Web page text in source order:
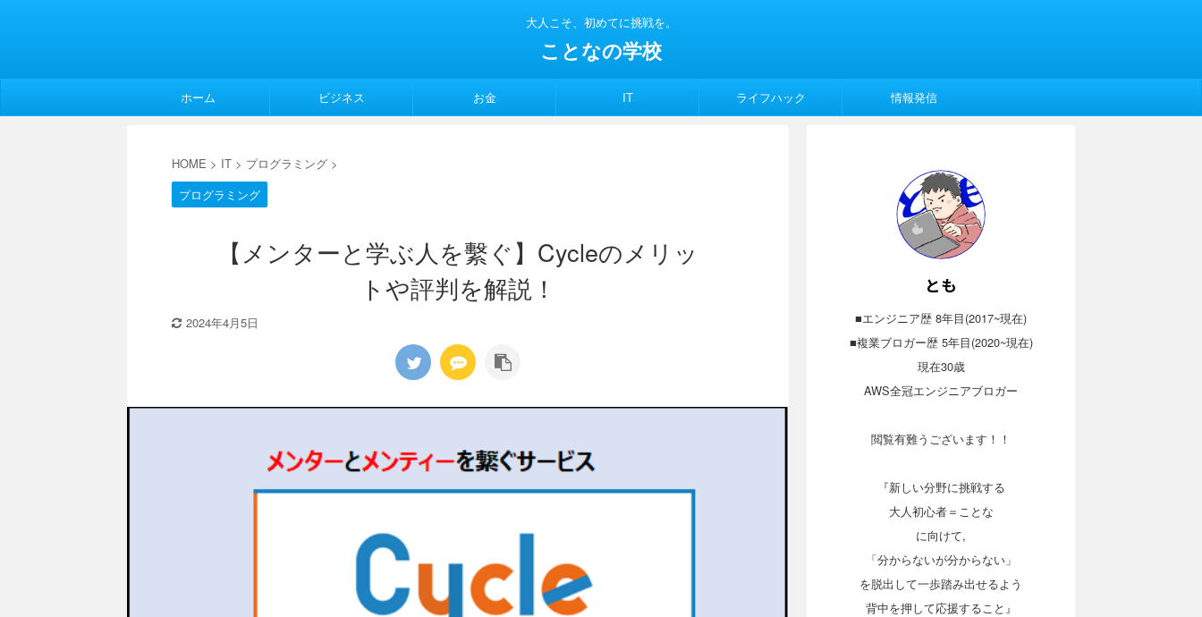
大人こそ、初めてに挑戦を。
ことなの学校
ホーム ビジネス お金 IT ライフハック 情報発信
HOME > IT > プログラミング >
プログラミング
【メンターと学ぶ人を繫ぐ】Cycleのメリッ
トや評判を解説！
2024年4月5日
とも
■エンジニア歴 8年目(2017~現在)
■複業ブロガー歴 5年目(2020~現在)
現在30歳
AWS全冠エンジニアブロガー
閲覧有難うございます！！
『新しい分野に挑戦する
大人初心者＝ことな
に向けて,
「分からないが分からない」
を脱出して一歩踏み出せるよう
背中を押して応援すること』